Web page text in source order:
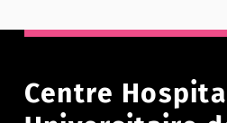
Centre